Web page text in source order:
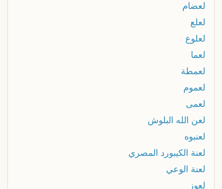
لعضام
لعلع
لعلوع
لعما
لعمطة
لعموم
لعمى
لعن الله البلوش
لعنبوه
لعنة الكيبورد المصري
لعنة الوعي
لعوز